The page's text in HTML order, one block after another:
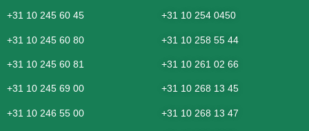
+31 10 245 60 45
+31 10 245 60 80
+31 10 245 60 81
+31 10 245 69 00
+31 10 246 55 00
+31 10 254 0450
+31 10 258 55 44
+31 10 261 02 66
+31 10 268 13 45
+31 10 268 13 47